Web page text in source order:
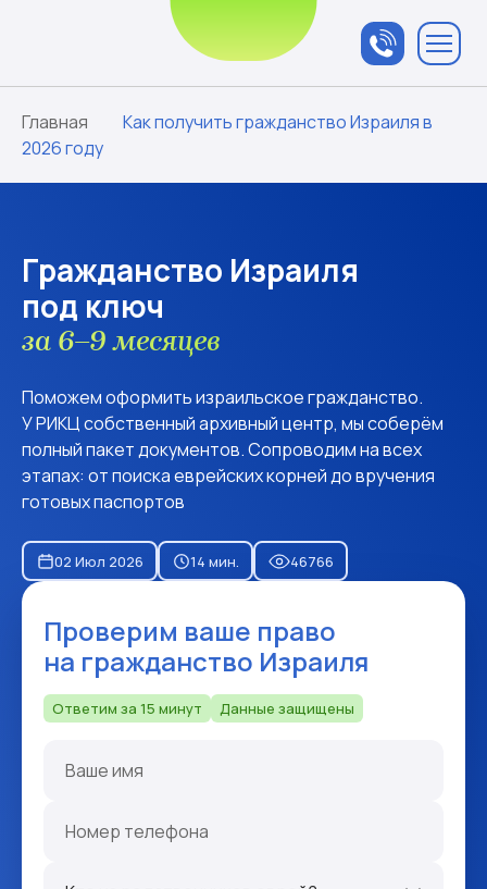
менеджером
Главная
Как получить гражданство Израиля в
2026 году
02 Июл 2026 14 мин. 46766
Гражданство Израиля
под ключ
за 6–9 месяцев
Поможем оформить израильское гражданство.
У РИКЦ собственный архивный центр, мы соберём
полный пакет документов. Сопроводим на всех
этапах: от поиска еврейских корней до вручения
готовых паспортов
Проверим ваше право
на гражданство Израиля
Ответим за 15 минут Данные защищены